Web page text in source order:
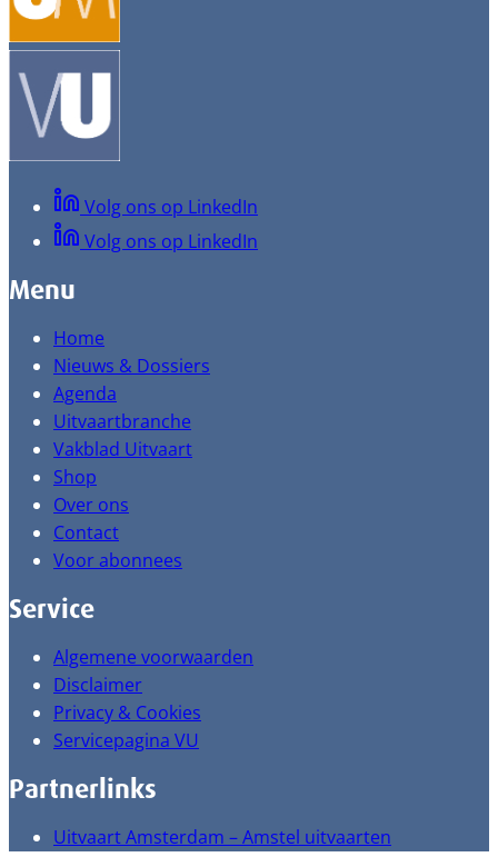
Volg ons op LinkedIn
Volg ons op LinkedIn
Menu
Home
Nieuws & Dossiers
Agenda
Uitvaartbranche
Vakblad Uitvaart
Shop
Over ons
Contact
Voor abonnees
Service
Algemene voorwaarden
Disclaimer
Privacy & Cookies
Servicepagina VU
Partnerlinks
Uitvaart Amsterdam – Amstel uitvaarten